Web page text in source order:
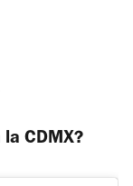
la CDMX?